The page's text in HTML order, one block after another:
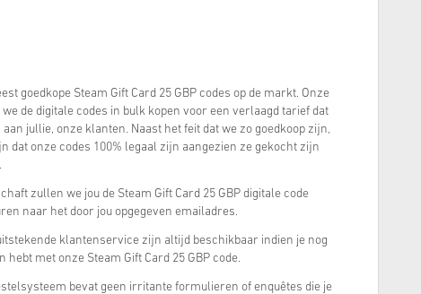
goedkope Steam Gift Card 25 GBP codes op de markt. Onze
de digitale codes in bulk kopen voor een verlaagd tarief dat
jullie, onze klanten. Naast het feit dat we zo goedkoop zijn,
dat onze codes 100% legaal zijn aangezien ze gekocht zijn
zullen we jou de Steam Gift Card 25 GBP digitale code
naar het door jou opgegeven emailadres.
klantenservice zijn altijd beschikbaar indien je nog
met onze Steam Gift Card 25 GBP code.
bevat geen irritante formulieren of enquêtes die je